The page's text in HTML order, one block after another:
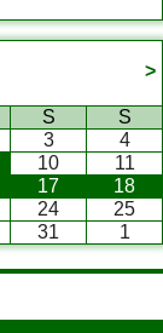
>
S
S
3
4
10
11
17
18
24
25
31 1